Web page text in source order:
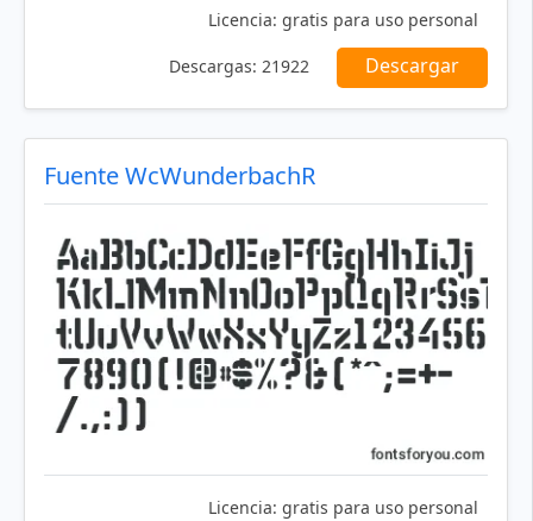
Licencia: gratis para uso personal
Descargas: 21922 Descargar
Fuente WcWunderbachR
Licencia: gratis para uso personal